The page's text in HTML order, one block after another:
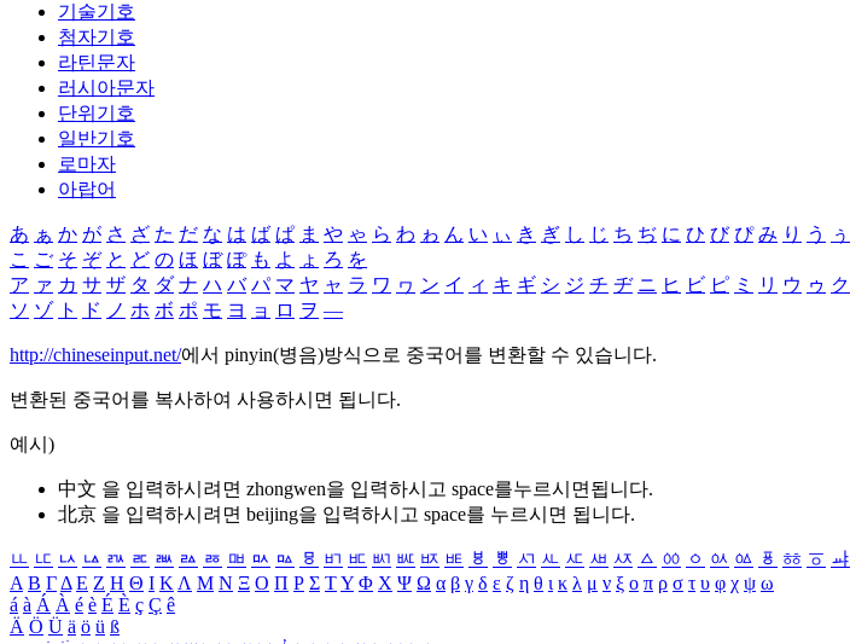
기술기호
첨자기호
라틴문자
러시아문자
단위기호
일반기호
로마자
아랍어
あ ぁ か が さ ざ た だ な は ば ぱ ま や ゃ ら わ ゎ ん い ぃ き ぎ し じ ち ぢ に ひ び ぴ み り う ぅ
こ ご そ ぞ と ど の ほ ぼ ぽ も よ ょ ろ を
ア ァ カ サ ザ タ ダ ナ ハ バ パ マ ヤ ャ ラ ワ ヮ ン イ ィ キ ギ シ ジ チ ヂ ニ ヒ ビ ピ ミ リ ウ ゥ ク
ソ ゾ ト ド ノ ホ ボ ポ モ ヨ ョ ロ ヲ ―
http://chineseinput.net/에서 pinyin(병음)방식으로 중국어를 변환할 수 있습니다.
변환된 중국어를 복사하여 사용하시면 됩니다.
예시)
中文 을 입력하시려면 zhongwen을 입력하시고 space를누르시면됩니다.
北京 을 입력하시려면 beijing을 입력하시고 space를 누르시면 됩니다.
ㅥ ㅦ ㅧ ㅨ ㅩ ㅪ ㅫ ㅬ ㅭ ㅮ ㅯ ㅰ ㅱ ㅲ ㅳ ㅴ ㅵ ㅶ ㅷ ㅸ ㅹ ㅺ ㅻ ㅼ ㅽ ㅾ ㅿ ㆀ ㆁ ㆂ ㆃ ㆄ ㆅ ㆆ ㆇ
Α Β ΓΔ Ε Ζ Η Θ Ι ΚΛ Μ Ν Ξ Ο Π Ρ Σ ΤΥ Φ Χ Ψ Ω α β γ δ ε ζ η θ ι κ λ μ ν ξ ο π ρ σ τ υ φ χ ψ ω
á à Á À é è É È ç Ç ê
Ä Ö Ü ä ö ü ß